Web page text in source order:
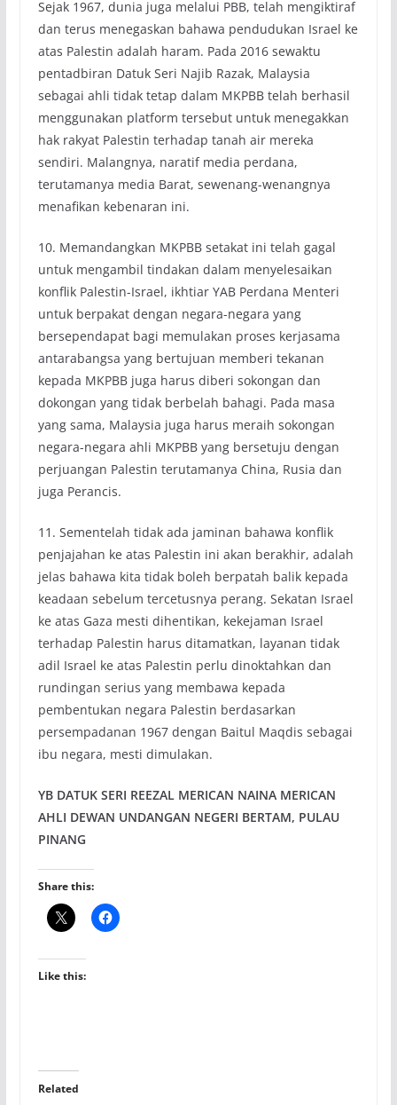
Sejak 1967, dunia juga melalui PBB, telah mengiktiraf
dan terus menegaskan bahawa pendudukan Israel ke
atas Palestin adalah haram. Pada 2016 sewaktu
pentadbiran Datuk Seri Najib Razak, Malaysia
sebagai ahli tidak tetap dalam MKPBB telah berhasil
menggunakan platform tersebut untuk menegakkan
hak rakyat Palestin terhadap tanah air mereka
sendiri. Malangnya, naratif media perdana,
terutamanya media Barat, sewenang-wenangnya
menafikan kebenaran ini.
10. Memandangkan MKPBB setakat ini telah gagal
untuk mengambil tindakan dalam menyelesaikan
konflik Palestin-Israel, ikhtiar YAB Perdana Menteri
untuk berpakat dengan negara-negara yang
bersependapat bagi memulakan proses kerjasama
antarabangsa yang bertujuan memberi tekanan
kepada MKPBB juga harus diberi sokongan dan
dokongan yang tidak berbelah bahagi. Pada masa
yang sama, Malaysia juga harus meraih sokongan
negara-negara ahli MKPBB yang bersetuju dengan
perjuangan Palestin terutamanya China, Rusia dan
juga Perancis.
11. Sementelah tidak ada jaminan bahawa konflik
penjajahan ke atas Palestin ini akan berakhir, adalah
jelas bahawa kita tidak boleh berpatah balik kepada
keadaan sebelum tercetusnya perang. Sekatan Israel
ke atas Gaza mesti dihentikan, kekejaman Israel
terhadap Palestin harus ditamatkan, layanan tidak
adil Israel ke atas Palestin perlu dinoktahkan dan
rundingan serius yang membawa kepada
pembentukan negara Palestin berdasarkan
persempadanan 1967 dengan Baitul Maqdis sebagai
ibu negara, mesti dimulakan.
YB DATUK SERI REEZAL MERICAN NAINA MERICAN
AHLI DEWAN UNDANGAN NEGERI BERTAM, PULAU
PINANG
Share this:
Like this:
Related